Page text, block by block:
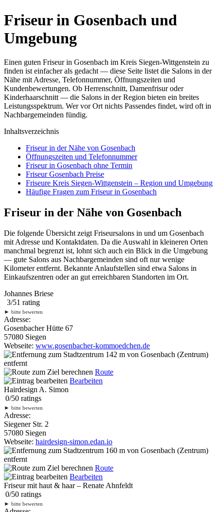
Friseur in Gosenbach und
Umgebung
Einen guten Friseur in Gosenbach im Kreis Siegen-Wittgenstein zu
finden ist einfacher als gedacht — diese Seite listet die Salons in der
Nähe mit Adresse, Telefonnummer, Öffnungszeiten und
Kundenbewertungen. Ob Herrenschnitt, Damenfrisur oder
Kinderhaarschnitt — die Salons in der Region bieten ein breites
Leistungsspektrum. Wer vor Ort nichts Passendes findet, wird oft in
Nachbargemeinden fündig.
Inhaltsverzeichnis
Friseur in der Nähe von Gosenbach
Öffnungszeiten und Telefonnummer
Friseur in Gosenbach ohne Termin
Friseur Gosenbach Preise
Friseure Kreis Siegen-Wittgenstein – Region und Umgebung
Häufige Fragen zum Friseur in Gosenbach
Friseur in der Nähe von Gosenbach
Die folgende Übersicht zeigt Friseursalons in und um Gosenbach
mit Adresse und Kontaktdaten. Da die Auswahl in kleineren Orten
manchmal begrenzt ist, lohnt sich auch ein Blick in die Umgebung
— gute Salons aus Nachbargemeinden sind oft nur wenige
Kilometer entfernt. Bekannte Anlaufstellen sind etwa Salons in
Einkaufszentren oder an gut erreichbaren Standorten im Ort.
Johannes Briese
3/51 rating
► bitte bewerten
Adresse:
Gosenbacher Hütte 67
57080 Siegen
Webseite: www.gosenbacher-kommoedchen.de
142 m von Gosenbach (Zentrum)
entfernt
Route
Bearbeiten
Hairdesign A. Simon
0/50 ratings
► bitte bewerten
Adresse:
Siegener Str. 2
57080 Siegen
Webseite: hairdesign-simon.edan.io
160 m von Gosenbach (Zentrum)
entfernt
Route
Bearbeiten
Friseur mit haut & haar – Renate Ahnfeldt
0/50 ratings
► bitte bewerten